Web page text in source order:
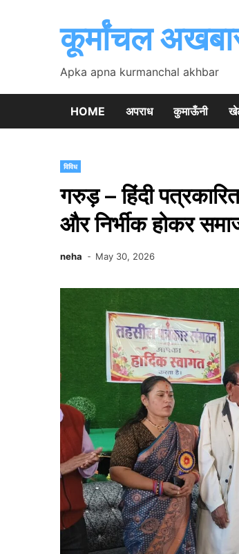
कूर्मांचल
Apka apna kurmanchal akhbar
HOME अपराध कुमाऊँनी
विविध
गरुड़ – हिंदी
और निर्भीक होकर
neha May 30, 2026